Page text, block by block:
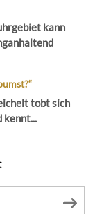
kann
tobt sich
kennt...